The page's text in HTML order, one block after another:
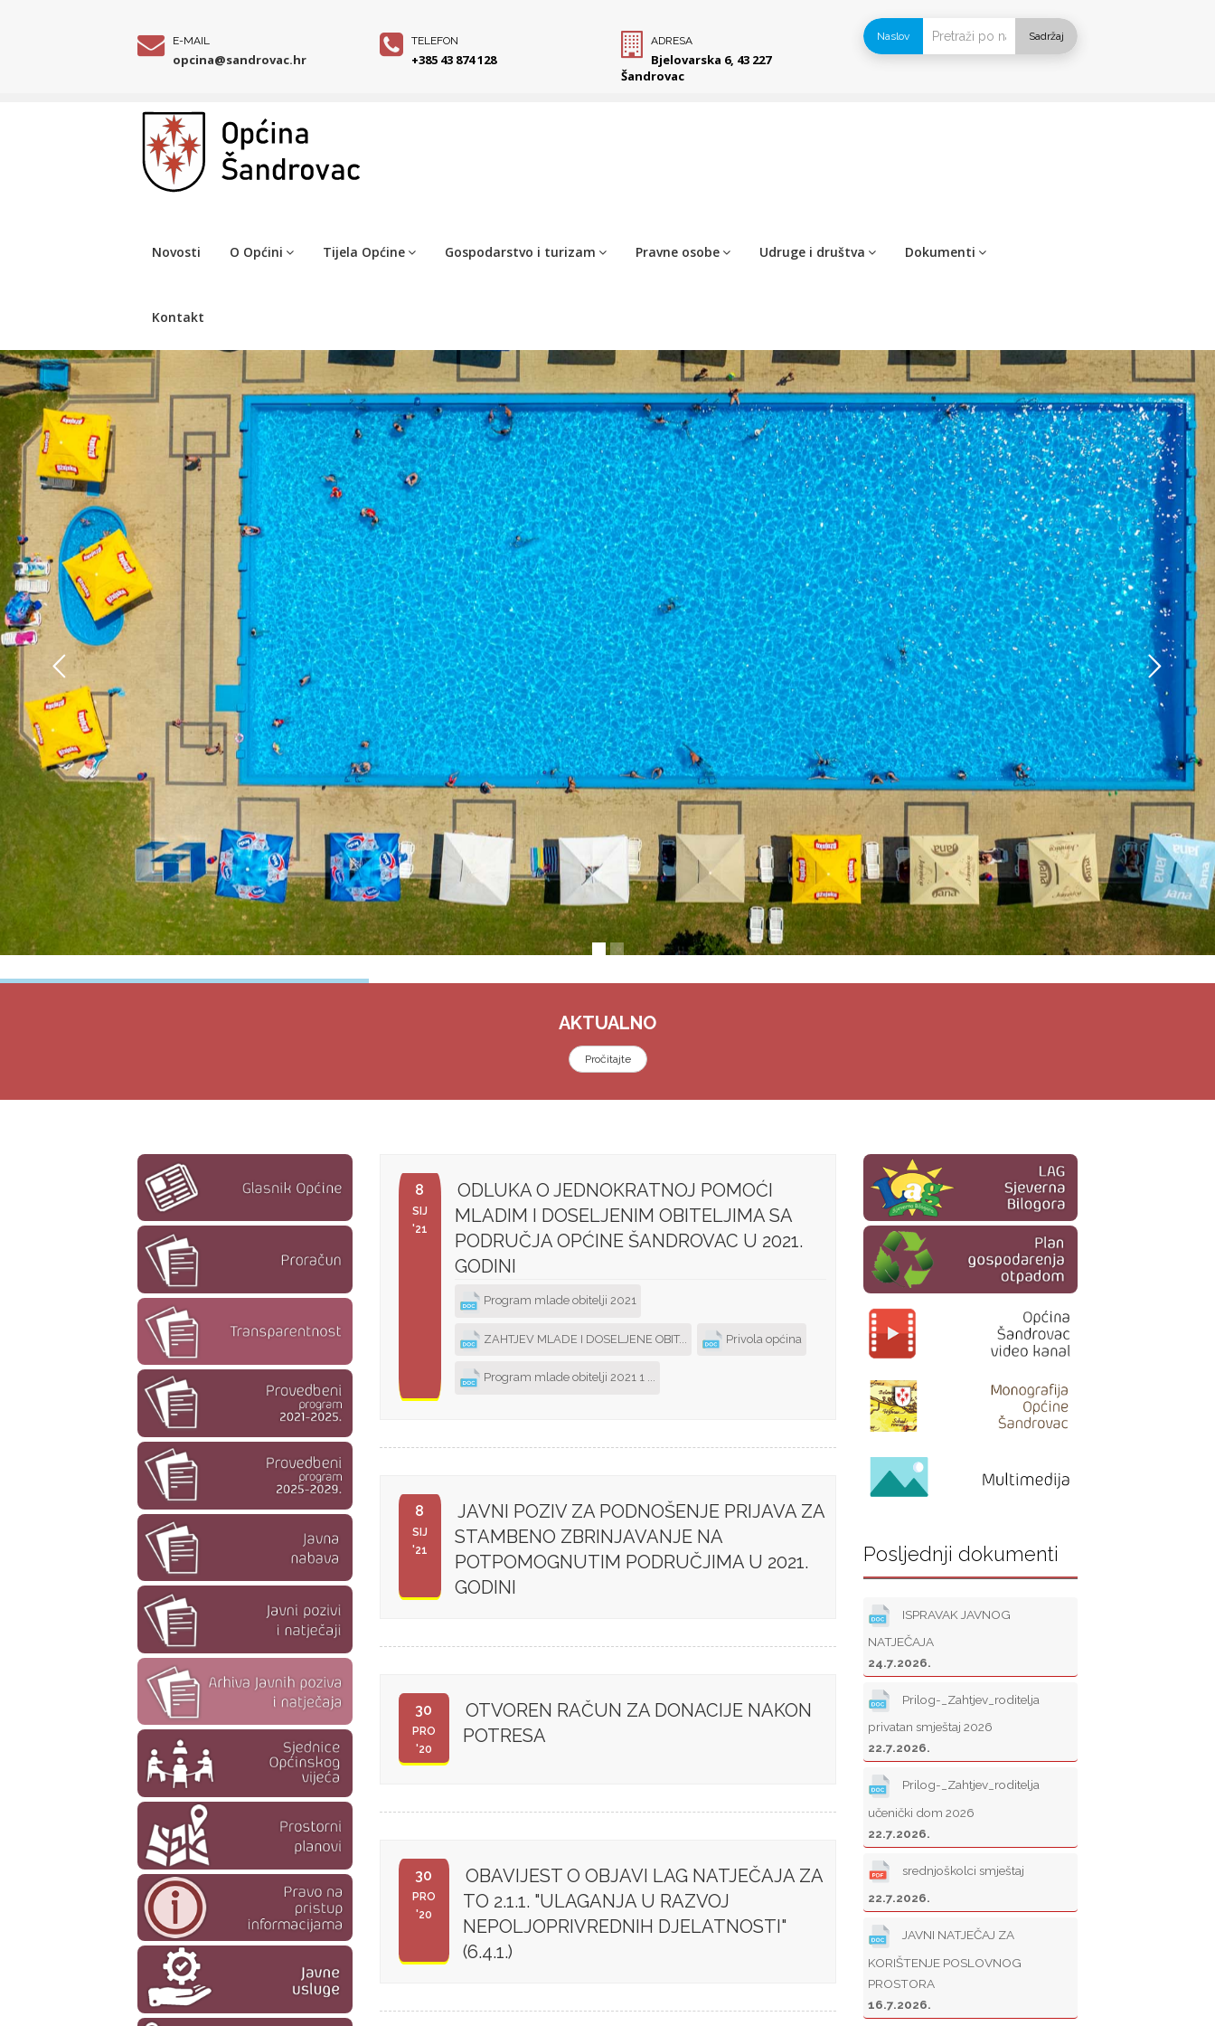
E-MAIL
opcina@sandrovac.hr
TELEFON
+385 43 874 128
ADRESA
Bjelovarska 6, 43 227
Šandrovac
Naslov Sadržaj
Novosti O Općini Tijela Općine Gospodarstvo i turizam Pravne osobe Udruge i društva Dokumenti
Kontakt
AKTUALNO
Pročitajte
8
SIJ
'21
ODLUKA O JEDNOKRATNOJ POMOĆI
MLADIM I DOSELJENIM OBITELJIMA SA
PODRUČJA OPĆINE ŠANDROVAC U 2021.
GODINI
Program mlade obitelji 2021
ZAHTJEV MLADE I DOSELJENE OBIT... Privola općina
Program mlade obitelji 2021 1 ...
8
SIJ
'21
JAVNI POZIV ZA PODNOŠENJE PRIJAVA ZA
STAMBENO ZBRINJAVANJE NA
POTPOMOGNUTIM PODRUČJIMA U 2021.
GODINI
30
PRO
'20
OTVOREN RAČUN ZA DONACIJE NAKON
POTRESA
30
PRO
'20
OBAVIJEST O OBJAVI LAG NATJEČAJA ZA
TO 2.1.1. "ULAGANJA U RAZVOJ
NEPOLJOPRIVREDNIH DJELATNOSTI"
(6.4.1.)
Posljednji dokumenti
ISPRAVAK JAVNOG
NATJEČAJA
24.7.2026.
Prilog-_Zahtjev_roditelja
privatan smještaj 2026
22.7.2026.
Prilog-_Zahtjev_roditelja
učenički dom 2026
22.7.2026.
srednjoškolci smještaj
22.7.2026.
JAVNI NATJEČAJ ZA
KORIŠTENJE POSLOVNOG
PROSTORA
16.7.2026.